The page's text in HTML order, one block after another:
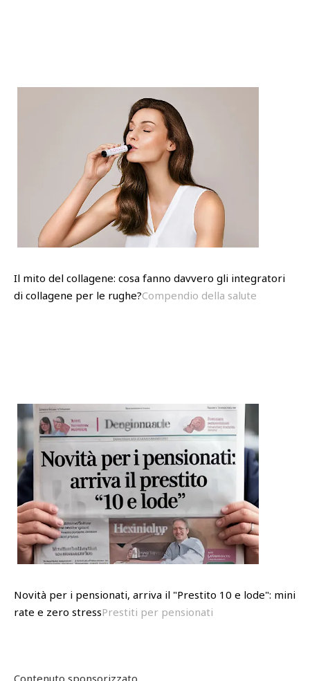
Il mito del collagene: cosa fanno davvero gli integratori
di collagene per le rughe?Compendio della salute
Novità per i pensionati, arriva il "Prestito 10 e lode": mini
rate e zero stressPrestiti per pensionati